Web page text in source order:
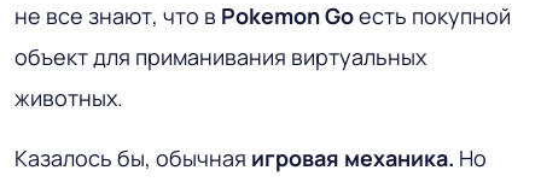
не все знают, что в Pokemon Goесть покупной
объект для приманивания виртуальных
животных.
Казалось бы, обычная игровая механика. Но